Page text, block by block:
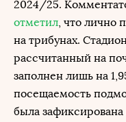
2024/25.
отметил, что лично
на трибунах.
рассчитанный на
заполнен лишь на
посещаемость
была